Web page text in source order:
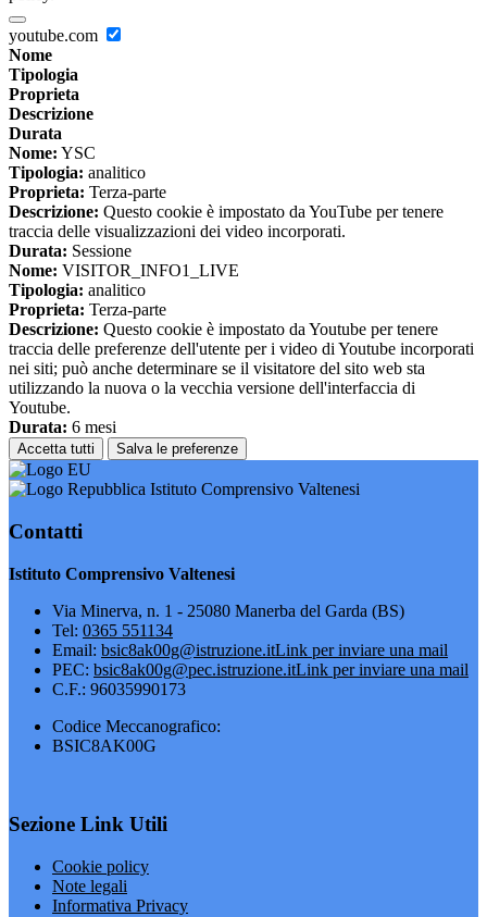
youtube.com
Nome
Tipologia
Proprieta
Descrizione
Durata
Nome: YSC
Tipologia: analitico
Proprieta: Terza-parte
Descrizione: Questo cookie è impostato da YouTube per tenere
traccia delle visualizzazioni dei video incorporati.
Durata: Sessione
Nome: VISITOR_INFO1_LIVE
Tipologia: analitico
Proprieta: Terza-parte
Descrizione: Questo cookie è impostato da Youtube per tenere
traccia delle preferenze dell'utente per i video di Youtube incorporati
nei siti; può anche determinare se il visitatore del sito web sta
utilizzando la nuova o la vecchia versione dell'interfaccia di
Youtube.
Durata: 6 mesi
Accetta tutti Salva le preferenze
Istituto Comprensivo Valtenesi
Contatti
Istituto Comprensivo Valtenesi
Via Minerva, n. 1 - 25080 Manerba del Garda (BS)
Tel: 0365 551134
Email: bsic8ak00g@istruzione.itLink per inviare una mail
PEC: bsic8ak00g@pec.istruzione.itLink per inviare una mail
C.F.: 96035990173
Codice Meccanografico:
BSIC8AK00G
Sezione Link Utili
Cookie policy
Note legali
Informativa Privacy